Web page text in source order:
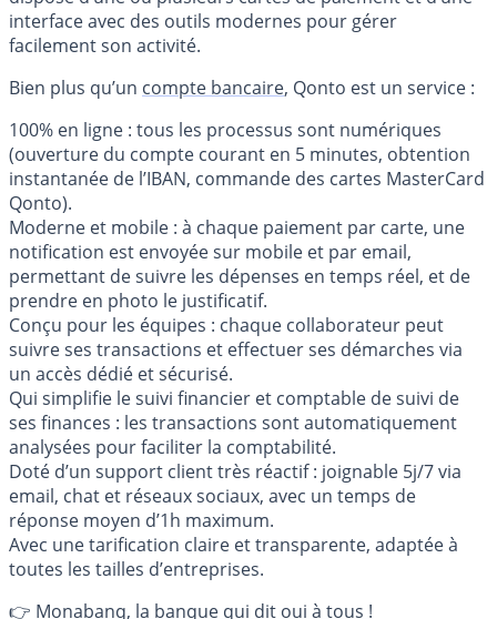
interface avec des outils modernes pour gérer
facilement son activité.
Bien plus qu’un compte bancaire, Qonto est un service :
100% en ligne : tous les processus sont numériques
(ouverture du compte courant en 5 minutes, obtention
instantanée de l’IBAN, commande des cartes MasterCard
Qonto).
Moderne et mobile : à chaque paiement par carte, une
notification est envoyée sur mobile et par email,
permettant de suivre les dépenses en temps réel, et de
prendre en photo le justificatif.
Conçu pour les équipes : chaque collaborateur peut
suivre ses transactions et effectuer ses démarches via
un accès dédié et sécurisé.
Qui simplifie le suivi financier et comptable de suivi de
ses finances : les transactions sont automatiquement
analysées pour faciliter la comptabilité.
Doté d’un support client très réactif : joignable 5j/7 via
email, chat et réseaux sociaux, avec un temps de
réponse moyen d’1h maximum.
Avec une tarification claire et transparente, adaptée à
toutes les tailles d’entreprises.
👉 Monabanq, la banque qui dit oui à tous !